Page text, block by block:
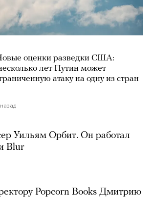
оценки разведки США:
лет Путин может
атаку на одну из стран
Уильям Орбит. Он работал
Blur
Popcorn Books Дмитрию